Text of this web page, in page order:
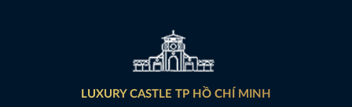
LUXURY CASTLE TP HỒ CHÍ MINH